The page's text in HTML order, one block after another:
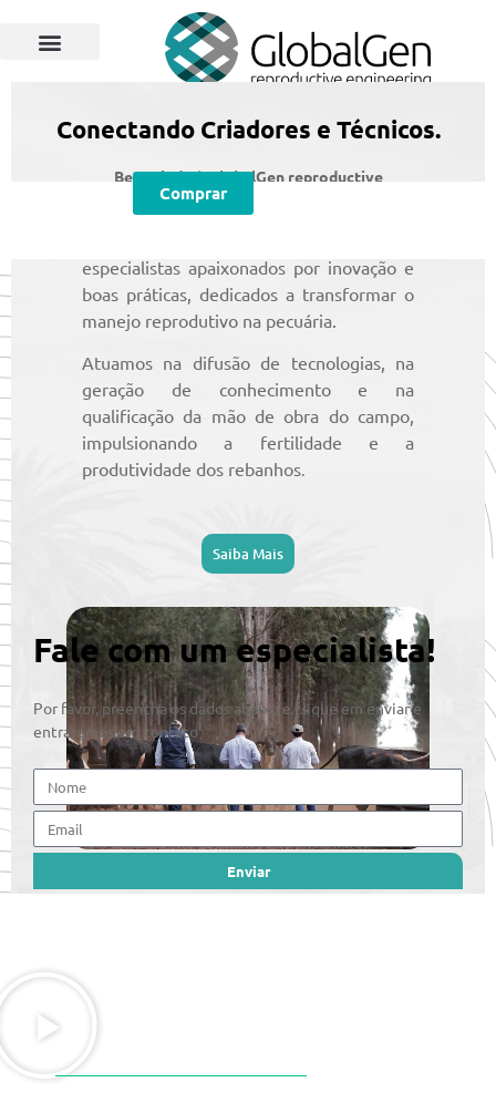
Comprar
Conectando Criadores e Técnicos.
Bem-vindo à GlobalGen reproductive
engineering
especialistas apaixonados por inovação e
boas práticas, dedicados a transformar o
manejo reprodutivo na pecuária.
Atuamos na difusão de tecnologias, na
geração de conhecimento e na
qualificação da mão de obra do campo,
impulsionando a fertilidade e a
produtividade dos rebanhos.
Saiba Mais
Fale com um especialista!
Por favor, preencha os dados abaixo e clique em enviar e
entraremos em contato
Enviar